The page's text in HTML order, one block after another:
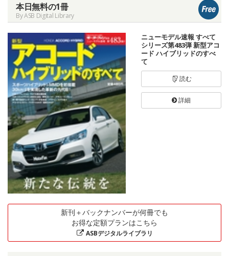
本日無料の1冊
By ASB Digital Library
ニューモデル速報 すべて
シリーズ第483弾 新型アコ
ード ハイブリッドのすべ
て
読む
詳細
新刊＋バックナンバーが何冊でも
お得な定額プランはこちら
ASBデジタルライブラリ